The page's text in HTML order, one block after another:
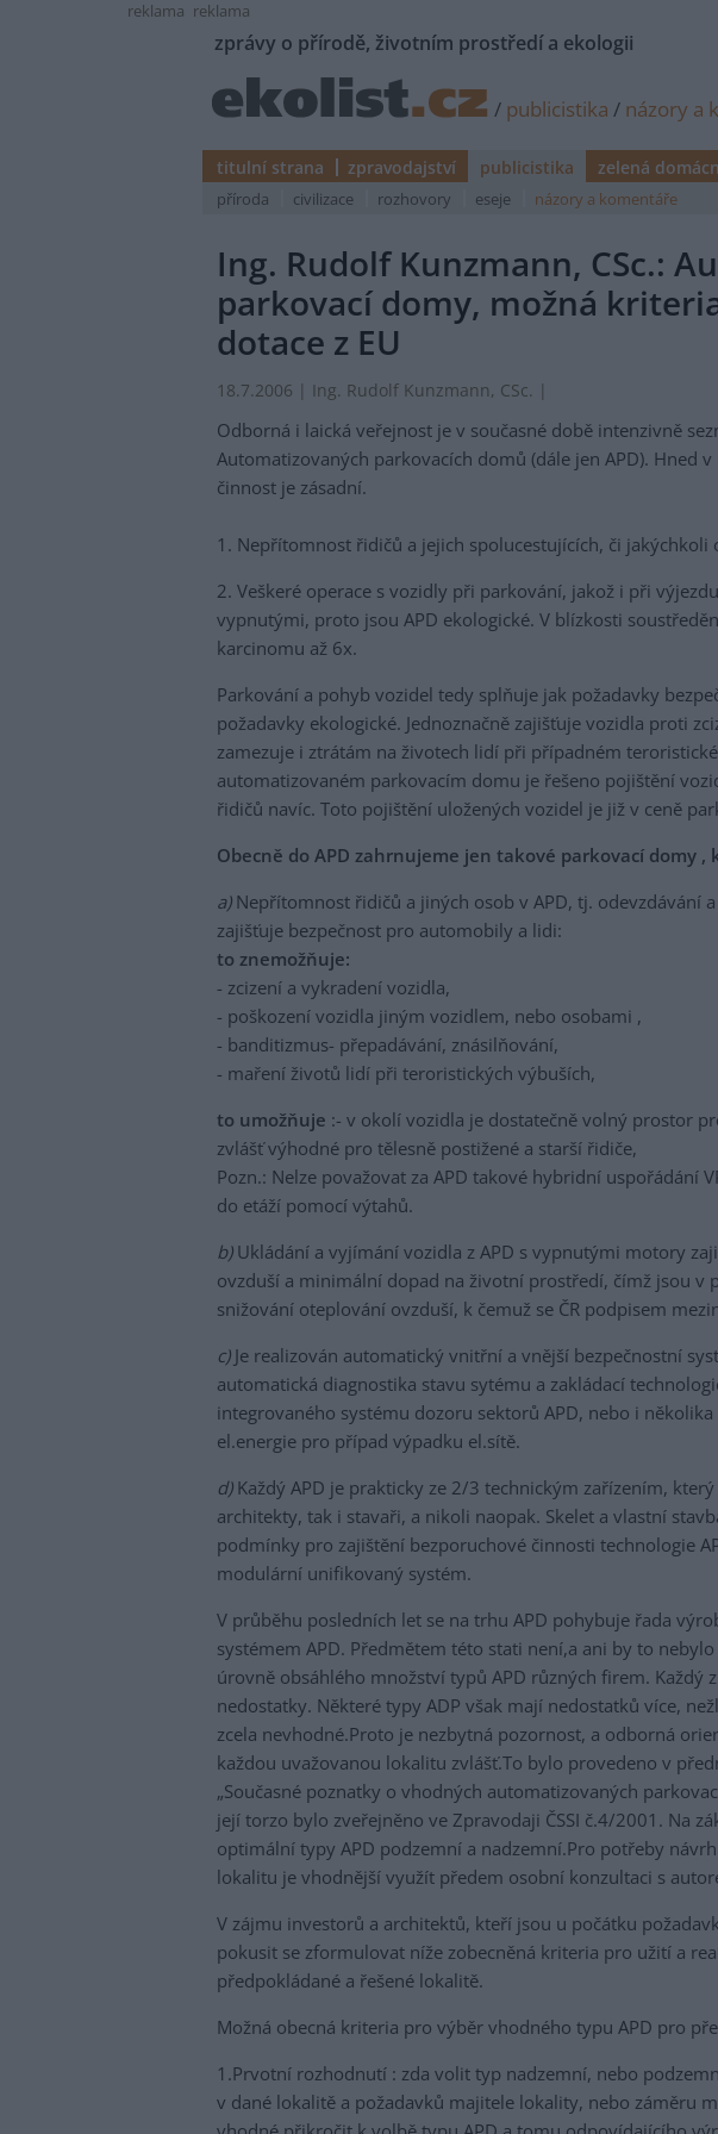
reklama reklama
zprávy o přírodě, životním prostředí a ekologii
/ publicistika / názory a
titulní strana zpravodajství publicistika zelená
příroda civilizace rozhovory eseje názory a komentáře
Ing. Rudolf Kunzmann, CSc.:
parkovací domy, možná
dotace z EU
18.7.2006 | Ing. Rudolf Kunzmann, CSc. |
Odborná i laická veřejnost je v současné době intenzivně
Automatizovaných parkovacích domů (dále jen APD). Hned
činnost je zásadní.
1. Nepřítomnost řidičů a jejich spolucestujících, či jakýchkoli
2. Veškeré operace s vozidly při parkování, jakož i při
vypnutými, proto jsou APD ekologické. V blízkosti
karcinomu až 6x.
Parkování a pohyb vozidel tedy splňuje jak požadavky
požadavky ekologické. Jednoznačně zajišťuje vozidla proti
zamezuje i ztrátám na životech lidí při případném
automatizovaném parkovacím domu je řešeno pojištění
řidičů navíc. Toto pojištění uložených vozidel je již v ceně
Obecně do APD zahrnujeme jen takové parkovací domy
a)Nepřítomnost řidičů a jiných osob v APD, tj. odevzdávání
zajišťuje bezpečnost pro automobily a lidi:
to znemožňuje:
- zcizení a vykradení vozidla,
- poškození vozidla jiným vozidlem, nebo osobami ,
- banditizmus- přepadávání, znásilňování,
- maření životů lidí při teroristických výbuších,
to umožňuje :- v okolí vozidla je dostatečně volný prostor
zvlášť výhodné pro tělesně postižené a starší řidiče,
Pozn.: Nelze považovat za APD takové hybridní uspořádání
do etáží pomocí výtahů.
b)Ukládání a vyjímání vozidla z APD s vypnutými motory
ovzduší a minimální dopad na životní prostředí, čímž jsou v
snižování oteplování ovzduší, k čemuž se ČR podpisem
c)Je realizován automatický vnitřní a vnější bezpečnostní
automatická diagnostika stavu sytému a zakládací
integrovaného systému dozoru sektorů APD, nebo i
el.energie pro případ výpadku el.sítě.
d)Každý APD je prakticky ze 2/3 technickým zařízením,
architekty, tak i stavaři, a nikoli naopak. Skelet a vlastní
podmínky pro zajištění bezporuchové činnosti technologie
modulární unifikovaný systém.
V průběhu posledních let se na trhu APD pohybuje řada
systémem APD. Předmětem této stati není,a ani by to
úrovně obsáhlého množství typů APD různých firem. Každý
nedostatky. Některé typy ADP však mají nedostatků více,
zcela nevhodné.Proto je nezbytná pozornost, a odborná
každou uvažovanou lokalitu zvlášť.To bylo provedeno v
„Současné poznatky o vhodných automatizovaných
její torzo bylo zveřejněno ve Zpravodaji ČSSI č.4/2001. Na
optimální typy APD podzemní a nadzemní.Pro potřeby
lokalitu je vhodnější využít předem osobní konzultaci s
V zájmu investorů a architektů, kteří jsou u počátku
pokusit se zformulovat níže zobecněná kriteria pro užití a
předpokládané a řešené lokalitě.
Možná obecná kriteria pro výběr vhodného typu APD pro
1.Prvotní rozhodnutí : zda volit typ nadzemní, nebo
v dané lokalitě a požadavků majitele lokality, nebo záměru